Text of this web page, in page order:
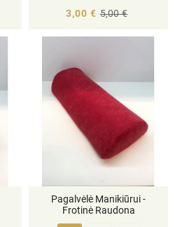
3,00 € 5,00 €
Pagalvėlė Manikiūrui -
Frotinė Raudona